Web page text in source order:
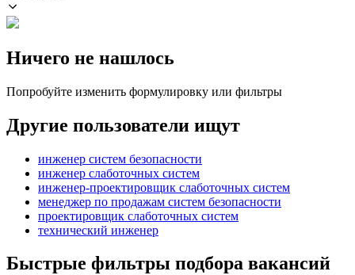
Ничего не нашлось
Попробуйте изменить формулировку или фильтры
Другие пользователи ищут
инженер систем безопасности
инженер слаботочных систем
инженер-проектировщик слаботочных систем
менеджер по продажам систем безопасности
проектировщик слаботочных систем
технический инженер
Быстрые фильтры подбора вакансий